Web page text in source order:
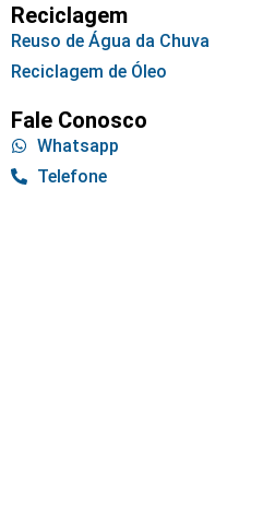
Reciclagem
Reuso de Água da Chuva
Reciclagem de Óleo
Fale Conosco
Whatsapp
Telefone